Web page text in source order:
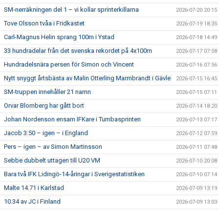
SM-nerräkningen del 1 – vi kollar sprinterkillarna 2026-07-20 20:15
Tove Olsson tvåa i Fridkastet 2026-07-19 18:35
Carl-Magnus Helin sprang 100m i Ystad 2026-07-18 14:49
33 hundradelar från det svenska rekordet på 4x100m 2026-07-17 07:58
Hundradelsnära persen för Simon och Vincent 2026-07-16 07:56
Nytt snyggt årtsbästa av Malin Otterling Marmbrandt i Gävle 2026-07-15 16:45
SM-truppen innehåller 21 namn 2026-07-15 07:11
Orvar Blomberg har gått bort 2026-07-14 18:20
Johan Nordenson ensam IFKare i Tumbasprinten 2026-07-13 07:17
Jacob 3:50 – igen – i England 2026-07-12 07:59
Pers – igen – av Simon Martinsson 2026-07-11 07:48
Sebbe dubbelt uttagen till U20 VM 2026-07-10 20:08
Bara två IFK Lidingö-14-åringar i Sverigestatistiken 2026-07-10 07:14
Malte 14.71 i Karlstad 2026-07-09 13:19
10.34 av JC i Finland 2026-07-09 13:03